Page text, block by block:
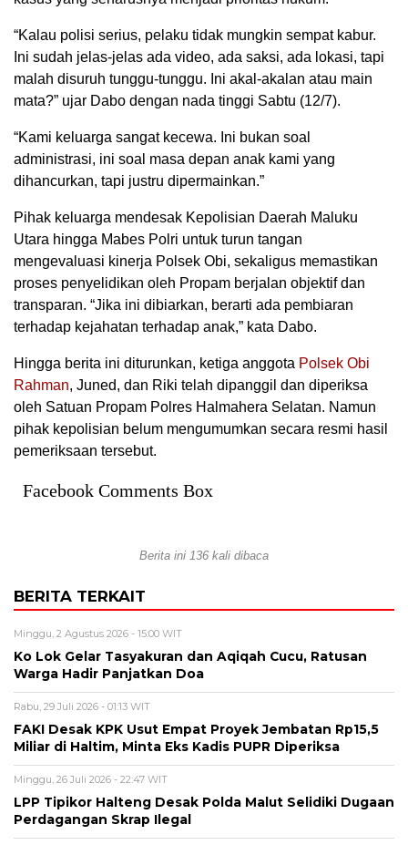
“Kalau polisi serius, pelaku tidak mungkin sempat kabur.
Ini sudah jelas-jelas ada video, ada saksi, ada lokasi, tapi
malah disuruh tunggu-tunggu. Ini akal-akalan atau main
mata?” ujar Dabo dengan nada tinggi Sabtu (12/7).
“Kami keluarga sangat kecewa. Ini bukan soal
administrasi, ini soal masa depan anak kami yang
dihancurkan, tapi justru dipermainkan.”
Pihak keluarga mendesak Kepolisian Daerah Maluku
Utara hingga Mabes Polri untuk turun tangan
mengevaluasi kinerja Polsek Obi, sekaligus memastikan
proses penyelidikan oleh Propam berjalan objektif dan
transparan. “Jika ini dibiarkan, berarti ada pembiaran
terhadap kejahatan terhadap anak,” kata Dabo.
Hingga berita ini diturunkan, ketiga anggota Polsek Obi
Rahman, Juned, dan Riki telah dipanggil dan diperiksa
oleh Satuan Propam Polres Halmahera Selatan. Namun
pihak kepolisian belum mengumumkan secara resmi hasil
pemeriksaan tersebut.
Facebook Comments Box
Berita ini 136 kali dibaca
BERITA TERKAIT
Minggu, 2 Agustus 2026 - 15:00 WIT
Ko Lok Gelar Tasyakuran dan Aqiqah Cucu, Ratusan
Warga Hadir Panjatkan Doa
Rabu, 29 Juli 2026 - 01:13 WIT
FAKI Desak KPK Usut Empat Proyek Jembatan Rp15,5
Miliar di Haltim, Minta Eks Kadis PUPR Diperiksa
Minggu, 26 Juli 2026 - 22:47 WIT
LPP Tipikor Halteng Desak Polda Malut Selidiki Dugaan
Perdagangan Skrap Ilegal